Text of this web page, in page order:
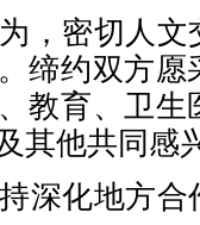
，密切人
缔约双方
教育、卫
其他共同感
深化地方